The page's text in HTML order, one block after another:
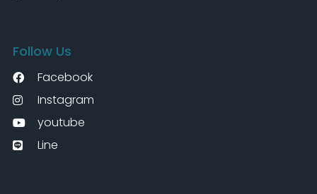
Follow Us
Facebook
Instagram
youtube
Line